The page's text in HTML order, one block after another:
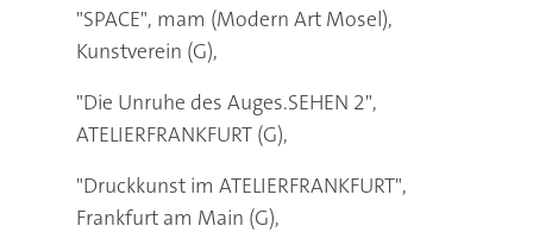
"SPACE", mam (Modern Art Mosel),
Kunstverein (G),
"Die Unruhe des Auges.SEHEN 2",
ATELIERFRANKFURT (G),
"Druckkunst im ATELIERFRANKFURT",
Frankfurt am Main (G),